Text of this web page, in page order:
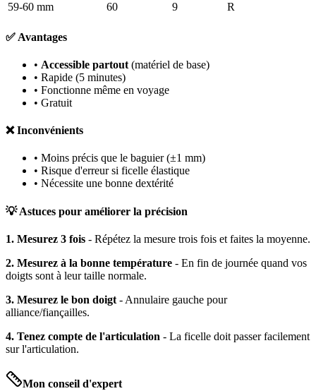
59-60 mm
60 9 R
✅ Avantages
• Accessible partout (matériel de base)
• Rapide (5 minutes)
• Fonctionne même en voyage
• Gratuit
❌ Inconvénients
• Moins précis que le baguier (±1 mm)
• Risque d'erreur si ficelle élastique
• Nécessite une bonne dextérité
💡 Astuces pour améliorer la précision
1. Mesurez 3 fois - Répétez la mesure trois fois et faites la moyenne.
2. Mesurez à la bonne température - En fin de journée quand vos
doigts sont à leur taille normale.
3. Mesurez le bon doigt - Annulaire gauche pour
alliance/fiançailles.
4. Tenez compte de l'articulation - La ficelle doit passer facilement
sur l'articulation.
Mon conseil d'expert